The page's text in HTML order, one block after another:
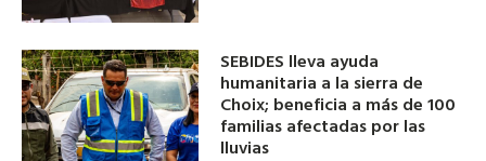
SEBIDES lleva ayuda
humanitaria a la sierra de
Choix; beneficia a más de 100
familias afectadas por las
lluvias